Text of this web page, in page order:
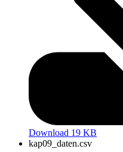
Download 19 KB
kap09_daten.csv